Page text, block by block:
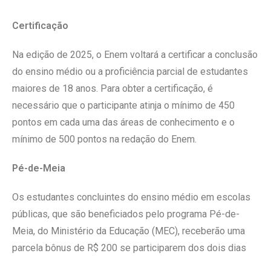
Certificação
Na edição de 2025, o Enem voltará a certificar a conclusão
do ensino médio ou a proficiência parcial de estudantes
maiores de 18 anos. Para obter a certificação, é
necessário que o participante atinja o mínimo de 450
pontos em cada uma das áreas de conhecimento e o
mínimo de 500 pontos na redação do Enem.
Pé-de-Meia
Os estudantes concluintes do ensino médio em escolas
públicas, que são beneficiados pelo programa Pé-de-
Meia, do Ministério da Educação (MEC), receberão uma
parcela bônus de R$ 200 se participarem dos dois dias